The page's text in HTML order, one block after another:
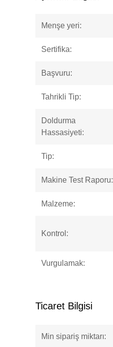
Menşe yeri:
Sertifika:
Başvuru:
Tahrikli Tip:
Doldurma
Hassasiyeti:
Tip:
Makine Test Raporu:
Malzeme:
Kontrol:
Vurgulamak:
Ticaret Bilgisi
Min sipariş miktarı: